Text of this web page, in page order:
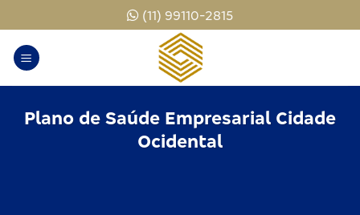
to
content
(11) 99110-2815
Plano de Saúde Empresarial Cidade
Ocidental